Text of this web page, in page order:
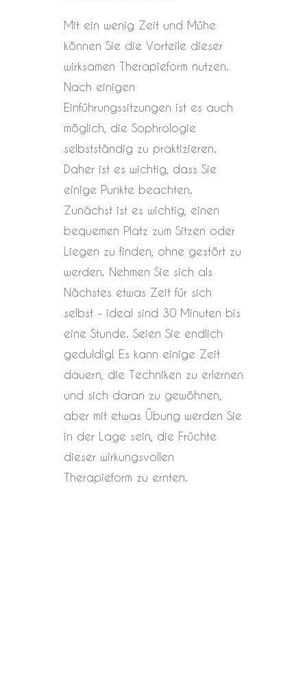
Mit ein wenig Zeit und Mühe
können Sie die Vorteile dieser
wirksamen Therapieform nutzen.
Nach einigen
Einführungssitzungen ist es auch
möglich, die Sophrologie
selbstständig zu praktizieren.
Daher ist es wichtig, dass Sie
einige Punkte beachten.
Zunächst ist es wichtig, einen
bequemen Platz zum Sitzen oder
Liegen zu finden, ohne gestört zu
werden. Nehmen Sie sich als
Nächstes etwas Zeit für sich
selbst – ideal sind 30 Minuten bis
eine Stunde. Seien Sie endlich
geduldig! Es kann einige Zeit
dauern, die Techniken zu erlernen
und sich daran zu gewöhnen,
aber mit etwas Übung werden Sie
in der Lage sein, die Früchte
dieser wirkungsvollen
Therapieform zu ernten.